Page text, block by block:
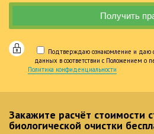
Подтверждаю ознакомление и даю
данных в соответствии с Положением о
Политика конфиденциальности
Закажите расчёт стоимости
биологической очистки